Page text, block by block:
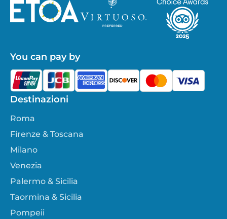
Destinazioni
Roma
Firenze & Toscana
Milano
Venezia
Palermo & Sicilia
Taormina & Sicilia
Pompeii
You can pay by